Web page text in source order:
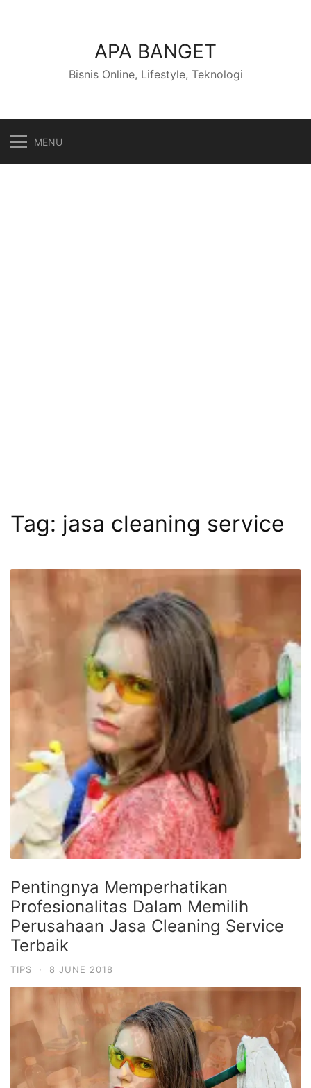
APA BANGET
Bisnis Online, Lifestyle, Teknologi
MENU
Tag: jasa cleaning service
Pentingnya Memperhatikan
Profesionalitas Dalam Memilih
Perusahaan Jasa Cleaning Service
Terbaik
TIPS · 8 JUNE 2018